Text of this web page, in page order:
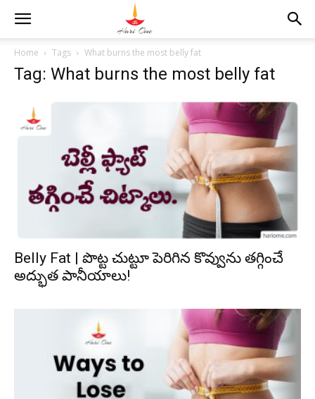
Home Tags What burns the most belly fat
Tag: What burns the most belly fat
Belly Fat | పొట్ట చుట్టూ పెరిగిన కొవ్వును త‌గ్గించే
అద్భుత పానీయాలు!